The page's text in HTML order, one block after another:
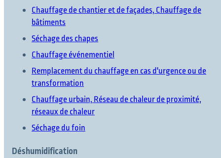
Chauffage de chantier et de façades, Chauffage de
bâtiments
Séchage des chapes
Chauffage événementiel
Remplacement du chauffage en cas d'urgence ou de
transformation
Chauffage urbain, Réseau de chaleur de proximité,
réseaux de chaleur
Séchage du foin
Déshumidification